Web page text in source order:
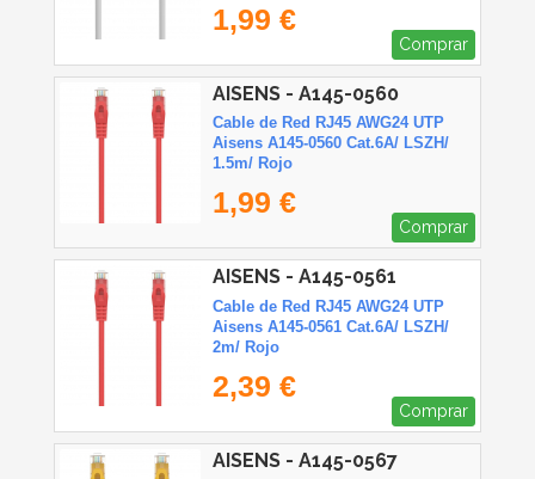
1,99 €
Comprar
AISENS - A145-0560
Cable de Red RJ45 AWG24 UTP
Aisens A145-0560 Cat.6A/ LSZH/
1.5m/ Rojo
1,99 €
Comprar
AISENS - A145-0561
Cable de Red RJ45 AWG24 UTP
Aisens A145-0561 Cat.6A/ LSZH/
2m/ Rojo
2,39 €
Comprar
AISENS - A145-0567